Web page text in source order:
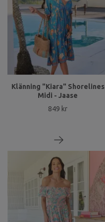
Klänning "Kiara" Shorelines
Midi - Jaase
849 kr